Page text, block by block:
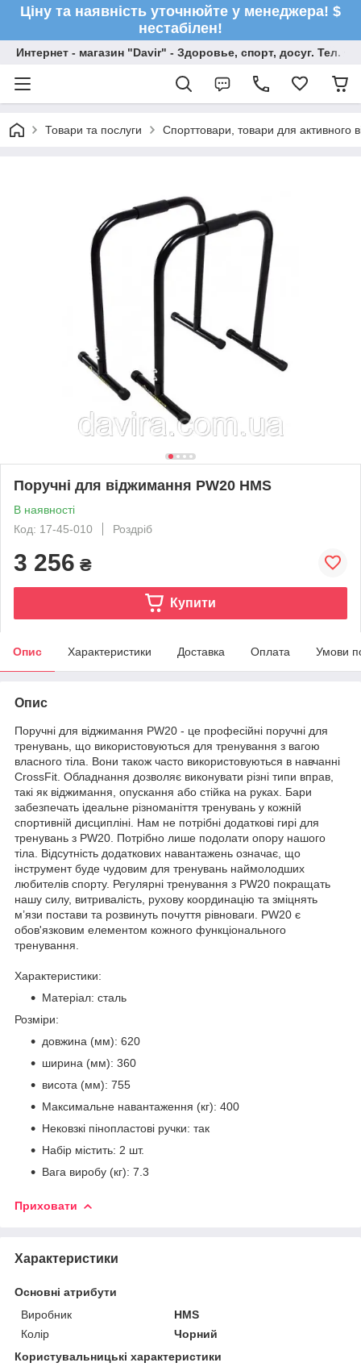
Ціну та наявність уточнюйте у менеджера! $
нестабілен!
Интернет - магазин "Davir" - Здоровье, спорт, досуг. Тел.
Товари та послуги Спорттовари, товари для активного
Поручні для віджимання PW20 HMS
В наявності
Код: 17-45-010
Роздріб
3 256 ₴
Купити
Опис Характеристики Доставка Оплата Умови
Опис
Поручні для віджимання PW20 - це професійні поручні для
тренувань, що використовуються для тренування з вагою
власного тіла. Вони також часто використовуються в навчанні
CrossFit. Обладнання дозволяє виконувати різні типи вправ,
такі як віджимання, опускання або стійка на руках. Бари
забезпечать ідеальне різноманіття тренувань у кожній
спортивній дисципліні. Нам не потрібні додаткові гирі для
тренувань з PW20. Потрібно лише подолати опору нашого
тіла. Відсутність додаткових навантажень означає, що
інструмент буде чудовим для тренувань наймолодших
любителів спорту. Регулярні тренування з PW20 покращать
нашу силу, витривалість, рухову координацію та зміцнять
м’язи постави та розвинуть почуття рівноваги. PW20 є
обов'язковим елементом кожного функціонального
тренування.
Характеристики:
Матеріал: сталь
Розміри:
довжина (мм): 620
ширина (мм): 360
висота (мм): 755
Максимальне навантаження (кг): 400
Нековзкі пінопластові ручки: так
Набір містить: 2 шт.
Вага виробу (кг): 7.3
Приховати
Характеристики
Основні атрибути
Виробник
HMS
Колір
Чорний
Користувальницькі характеристики